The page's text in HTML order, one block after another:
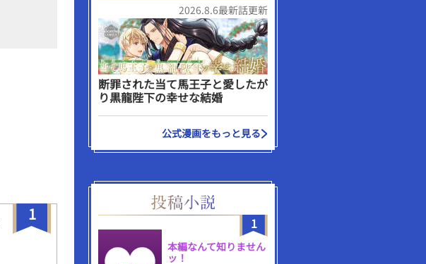
1
2026.8.6最新話更新
断罪された当て馬王子と愛したが
り黒龍陛下の幸せな結婚
公式漫画をもっと見る
1
本編なんて知りません
ッ！